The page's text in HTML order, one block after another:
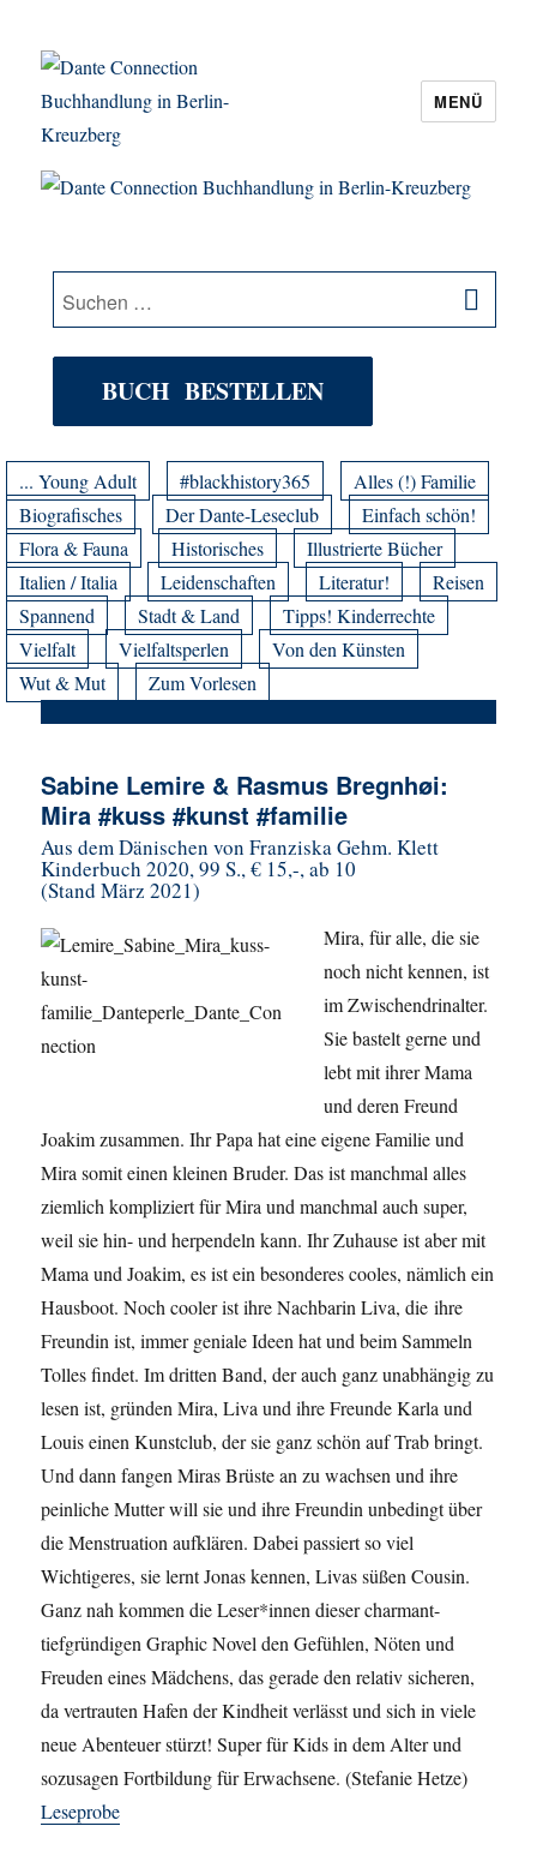
Dante Connection Buchhandlung in
MENÜ
Suche
nach:
BUCH BESTELLEN
... Young Adult #blackhistory365
Alles (!) Familie
Biografisches
Der Dante-Leseclub
Einfach schön!
Flora & Fauna
Historisches
Illustrierte Bücher
Italien / Italia
Leidenschaften Literatur!
Reisen
Spannend
Stadt & Land
Tipps! Kinderrechte
Vielfalt
Vielfaltsperlen
Von den Künsten
Wut & Mut
Zum Vorlesen
Sabine Lemire & Rasmus Bregnhøi:
Mira #kuss #kunst #familie
Aus dem Dänischen von Franziska Gehm. Klett
Kinderbuch 2020, 99 S., € 15,-, ab 10
(Stand März 2021)
Mira, für alle, die sie
noch nicht kennen, ist
im Zwischendrinalter.
Sie bastelt gerne und
lebt mit ihrer Mama
und deren Freund
Joakim zusammen. Ihr Papa hat eine eigene Familie und
Mira somit einen kleinen Bruder. Das ist manchmal alles
ziemlich kompliziert für Mira und manchmal auch super,
weil sie hin- und herpendeln kann. Ihr Zuhause ist aber mit
Mama und Joakim, es ist ein besonderes cooles, nämlich ein
Hausboot. Noch cooler ist ihre Nachbarin Liva, die ihre
Freundin ist, immer geniale Ideen hat und beim Sammeln
Tolles findet. Im dritten Band, der auch ganz unabhängig zu
lesen ist, gründen Mira, Liva und ihre Freunde Karla und
Louis einen Kunstclub, der sie ganz schön auf Trab bringt.
Und dann fangen Miras Brüste an zu wachsen und ihre
peinliche Mutter will sie und ihre Freundin unbedingt über
die Menstruation aufklären. Dabei passiert so viel
Wichtigeres, sie lernt Jonas kennen, Livas süßen Cousin.
Ganz nah kommen die Leser*innen dieser charmant-
tiefgründigen Graphic Novel den Gefühlen, Nöten und
Freuden eines Mädchens, das gerade den relativ sicheren,
da vertrauten Hafen der Kindheit verlässt und sich in viele
neue Abenteuer stürzt! Super für Kids in dem Alter und
sozusagen Fortbildung für Erwachsene. (Stefanie Hetze)
Leseprobe